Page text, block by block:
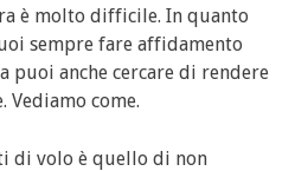
è molto difficile. In quanto
sempre fare affidamento
puoi anche cercare di rendere
come.
di volo è quello di non